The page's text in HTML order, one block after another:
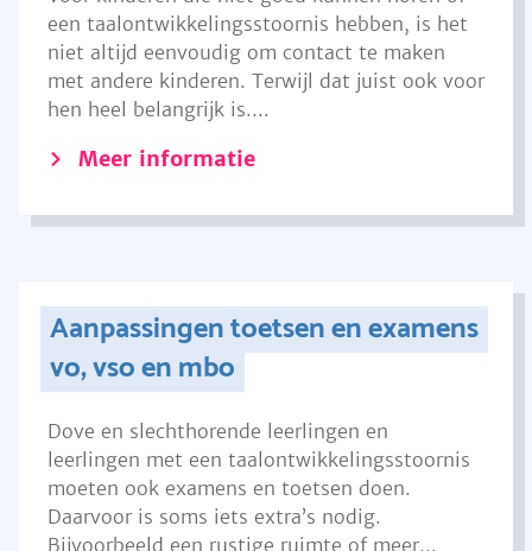
een taalontwikkelingsstoornis hebben, is het
niet altijd eenvoudig om contact te maken
met andere kinderen. Terwijl dat juist ook voor
hen heel belangrijk is....
Meer informatie
Aanpassingen toetsen en examens
vo, vso en mbo
Dove en slechthorende leerlingen en
leerlingen met een taalontwikkelingsstoornis
moeten ook examens en toetsen doen.
Daarvoor is soms iets extra’s nodig.
Bijvoorbeeld een rustige ruimte of meer...